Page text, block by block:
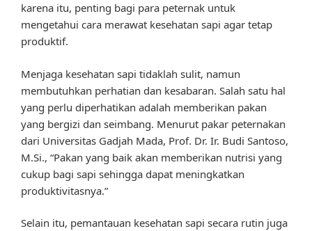
karena itu, penting bagi para peternak untuk
mengetahui cara merawat kesehatan sapi agar tetap
produktif.
Menjaga kesehatan sapi tidaklah sulit, namun
membutuhkan perhatian dan kesabaran. Salah satu hal
yang perlu diperhatikan adalah memberikan pakan
yang bergizi dan seimbang. Menurut pakar peternakan
dari Universitas Gadjah Mada, Prof. Dr. Ir. Budi Santoso,
M.Si., “Pakan yang baik akan memberikan nutrisi yang
cukup bagi sapi sehingga dapat meningkatkan
produktivitasnya.”
Selain itu, pemantauan kesehatan sapi secara rutin juga